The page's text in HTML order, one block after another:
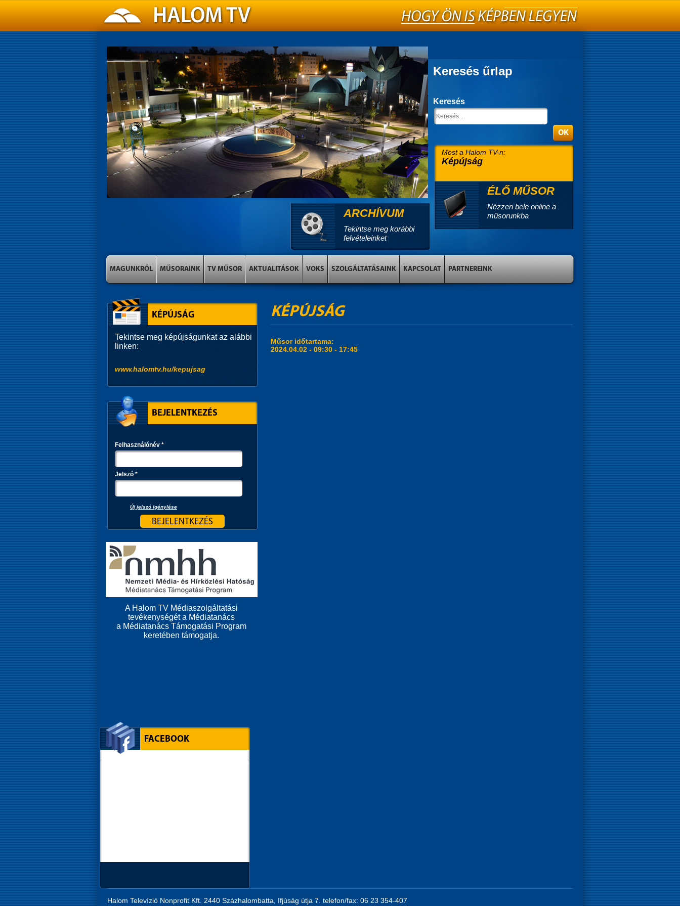
Keresés űrlap
Keresés
Most a Halom TV-n:
Képújság
ÉLŐ MŰSOR
Nézzen bele online a
műsorunkba
ARCHÍVUM
Tekintse meg korábbi
felvételeinket
MAGUNKRÓL MŰSORAINK TV MŰSOR AKTUALITÁSOK VOKS SZOLGÁLTATÁSAINK KAPCSOLAT PARTNEREINK
KÉPÚJSÁG
Műsor időtartama:
2024.04.02 - 09:30 - 17:45
KÉPÚJSÁG
Tekintse meg képújságunkat az alábbi
linken:
www.halomtv.hu/kepujsag
BEJELENTKEZÉS
Felhasználónév *
Jelszó *
Új jelszó igénylése
A Halom TV Médiaszolgáltatási
tevékenységét a Médiatanács
a Médiatanács Támogatási Program
keretében támogatja.
FACEBOOK
Halom Televízió Nonprofit Kft. 2440 Százhalombatta, Ifjúság útja 7. telefon/fax: 06 23 354-407